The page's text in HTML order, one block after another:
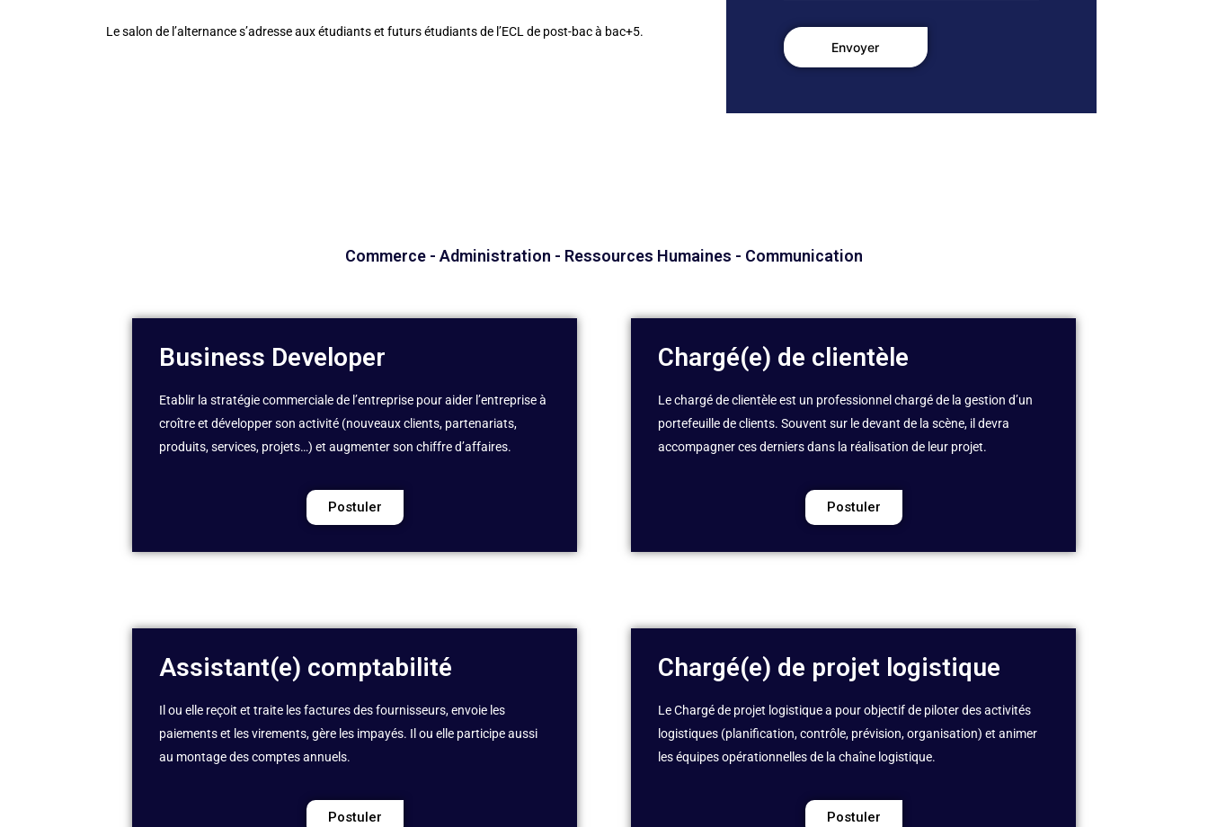
Le salon de l’alternance s’adresse aux étudiants et futurs étudiants de l’ECL de post-bac à bac+5.
Commerce - Administration - Ressources Humaines - Communication
Business Developer
Etablir la stratégie commerciale de l’entreprise pour aider l’entreprise à
croître et développer son activité (nouveaux clients, partenariats,
produits, services, projets…) et augmenter son chiffre d’affaires.
Postuler
Chargé(e) de clientèle
Le chargé de clientèle est un professionnel chargé de la gestion d’un
portefeuille de clients. Souvent sur le devant de la scène, il devra
accompagner ces derniers dans la réalisation de leur projet.
Postuler
Assistant(e) comptabilité
Il ou elle reçoit et traite les factures des fournisseurs, envoie les
paiements et les virements, gère les impayés. Il ou elle participe aussi
au montage des comptes annuels.
Postuler
Chargé(e) de projet logistique
Le Chargé de projet logistique a pour objectif de piloter des activités
logistiques (planification, contrôle, prévision, organisation) et animer
les équipes opérationnelles de la chaîne logistique.
Postuler